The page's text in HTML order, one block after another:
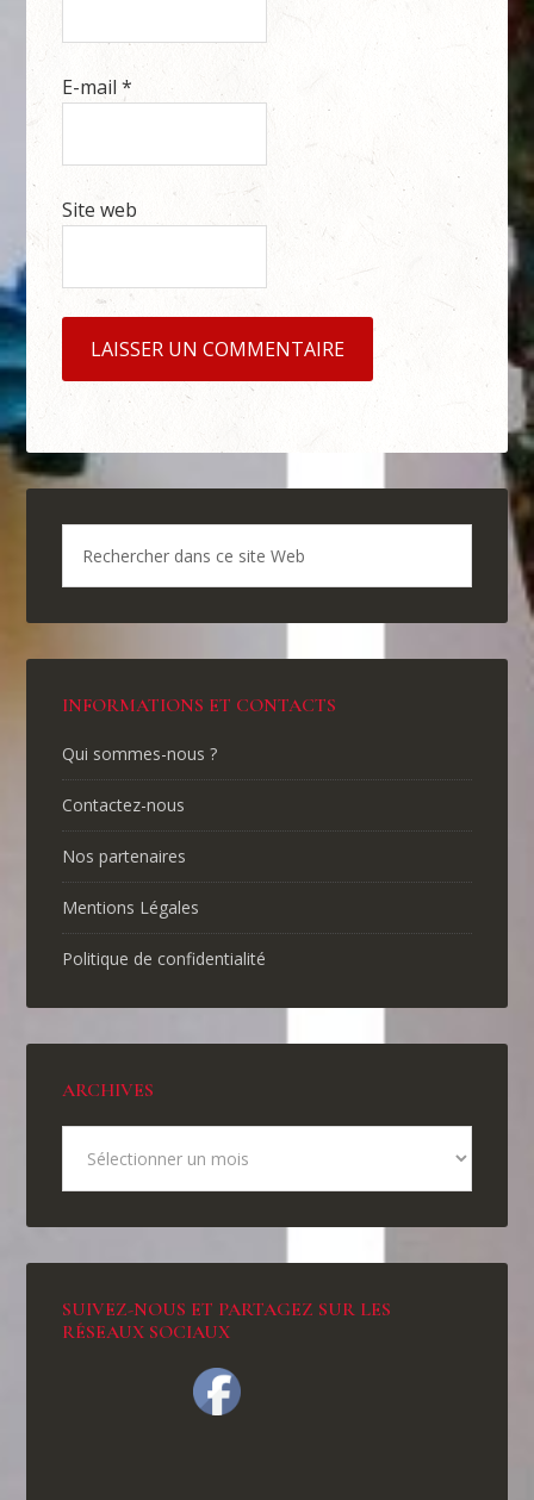
E-mail*
Site web
INFORMATIONS ET CONTACTS
Qui sommes-nous ?
Contactez-nous
Nos partenaires
Mentions Légales
Politique de confidentialité
ARCHIVES
SUIVEZ-NOUS ET PARTAGEZ SUR LES
RÉSEAUX SOCIAUX